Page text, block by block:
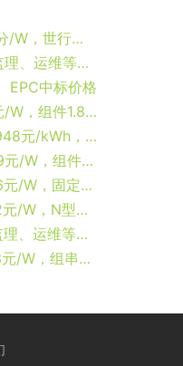
【价格风向标0708】运维5.8分/W，世行贷款项目5.79元/W，近期光伏设备、运维、EPC等价格信息
5月光伏EPC、组件、支架、监理、运维等价格汇总
EPC中标价格
【价格风向标1031】EPC3.6元/W，组件1.89元/W，近期光伏设备、EPC、监理等价格信息
【价格风向标0113】EMC0.4948元/kWh，运维5.4分/W，近期光伏设备、运维、EPC等价格信息
【价格风向标0909】EPC2.49元/W，组件0.73元/W，近期光伏设备、EPC、监理等价格信息
【价格风向标0330】EPC4.56元/W，固定支架0.3元/W，近期光伏设备、监理、EPC等价格信息
【价格风向标0227】EPC2.72元/W，N型组件0.9元/W，近期光伏设备、EPC、监理等价格信息
7月光伏EPC、组件、支架、监理、运维等价格汇总
【价格风向标0130】EPC3.63元/W，组串逆变器0.1285元/W，近期光伏设备、EPC、监理等价格信息